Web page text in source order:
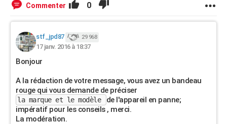
Commenter 0
stf_jpd87 29 968
17 janv. 2016 à 18:37
Bonjour
A la rédaction de votre message, vous avez un bandeau
rouge qui vous demande de préciser
la marque et le modèle
de l'appareil en panne;
impératif pour les conseils , merci.
La modération.